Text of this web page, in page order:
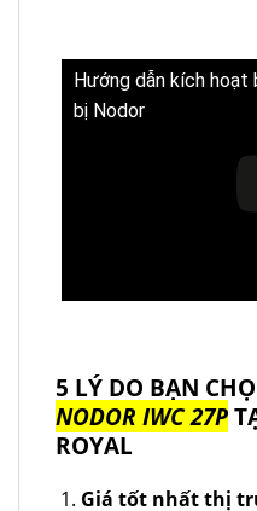
Hướng dẫn kích
bị Nodor
5 LÝ DO BẠN
NODOR IWC 27P
ROYAL
Giá tốt nhất thị